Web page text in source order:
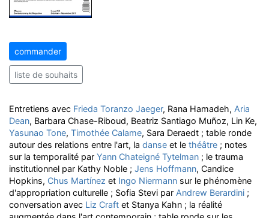
commander
liste de souhaits
Entretiens avec Frieda Toranzo Jaeger, Rana Hamadeh, Aria
Dean, Barbara Chase-Riboud, Beatriz Santiago Muñoz, Lin Ke,
Yasunao Tone, Timothée Calame, Sara Deraedt ; table ronde
autour des relations entre l'art, la danse et le théâtre ; notes
sur la temporalité par Yann Chateigné Tytelman ; le trauma
institutionnel par Kathy Noble ; Jens Hoffmann, Candice
Hopkins, Chus Martínez et Ingo Niermann sur le phénomène
d'appropriation culturelle ; Sofia Stevi par Andrew Berardini ;
conversation avec Liz Craft et Stanya Kahn ; la réalité